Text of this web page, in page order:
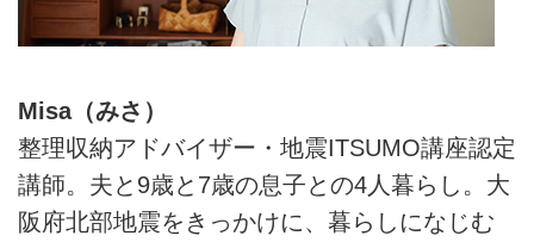
Misa（みさ）
整理収納アドバイザー・地震ITSUMO講座認定
講師。夫と9歳と7歳の息子との4人暮らし。大
阪府北部地震をきっかけに、暮らしになじむ